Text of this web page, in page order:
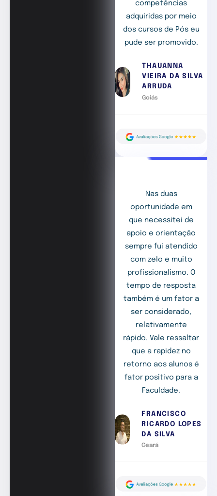
competências
adquiridas por meio
dos cursos de Pós eu
pude ser promovido.
THAUANNA
VIEIRA DA SILVA
ARRUDA
Goiás
Nas duas
oportunidade em
que necessitei de
apoio e orientação
sempre fui atendido
com zelo e muito
profissionalismo. O
tempo de resposta
também é um fator a
ser considerado,
relativamente
rápido. Vale ressaltar
que a rapidez no
retorno aos alunos é
fator positivo para a
Faculdade.
FRANCISCO
RICARDO LOPES
DA SILVA
Ceará